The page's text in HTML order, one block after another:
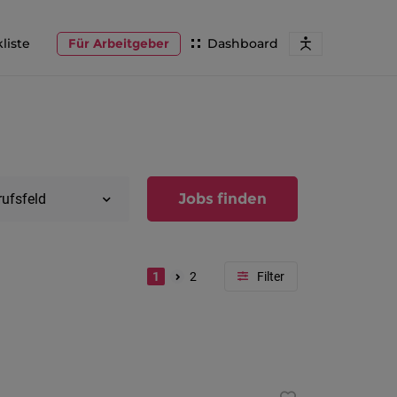
Dashboard
Für Arbeitgeber
Jobs finden
1 2